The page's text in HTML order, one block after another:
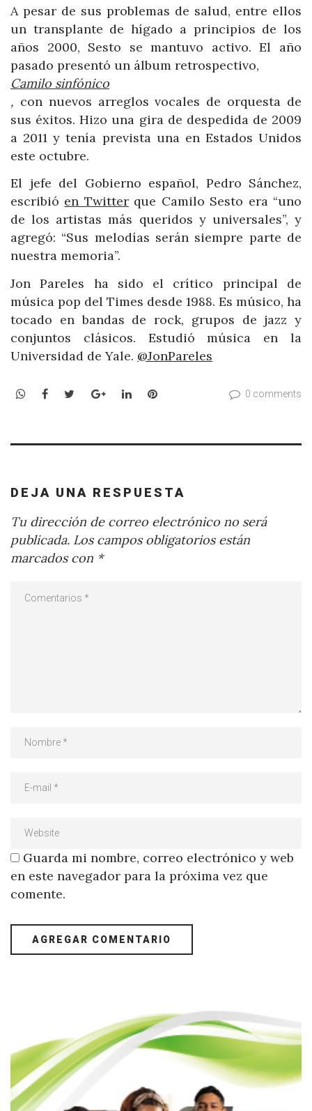
A pesar de sus problemas de salud, entre ellos
un transplante de hígado a principios de los
años 2000, Sesto se mantuvo activo. El año
pasado presentó un álbum retrospectivo,
Camilo sinfónico
, con nuevos arreglos vocales de orquesta de
sus éxitos. Hizo una gira de despedida de 2009
a 2011 y tenía prevista una en Estados Unidos
este octubre.
El jefe del Gobierno español, Pedro Sánchez,
escribió en Twitterque Camilo Sesto era “uno
de los artistas más queridos y universales”, y
agregó: “Sus melodías serán siempre parte de
nuestra memoria”.
Jon Pareles ha sido el crítico principal de
música pop del Times desde 1988. Es músico, ha
tocado en bandas de rock, grupos de jazz y
conjuntos clásicos. Estudió música en la
Universidad de Yale. @JonPareles
WhatsApp
Facebook
TwitterGoogle+LinkedInPinterest 0 comments
DEJA UNA RESPUESTA
Tu dirección de correo electrónico no será
publicada. Los campos obligatorios están
marcados con *
Guarda mi nombre, correo electrónico y web
en este navegador para la próxima vez que
comente.